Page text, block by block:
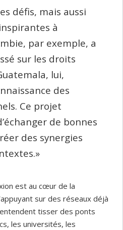
défis, mais aussi
à
par exemple, a
sur les droits
lui,
des
Ce projet
de bonnes
des synergies
est au cœur de la
sur des réseaux déjà
tisser des ponts
les universités, les